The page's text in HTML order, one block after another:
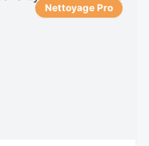
Nettoyage Pro